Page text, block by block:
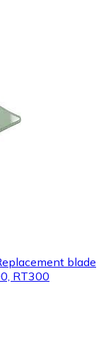
blade
RT300